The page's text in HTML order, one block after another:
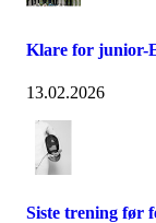
Klare for junior-
13.02.2026
Siste trening før